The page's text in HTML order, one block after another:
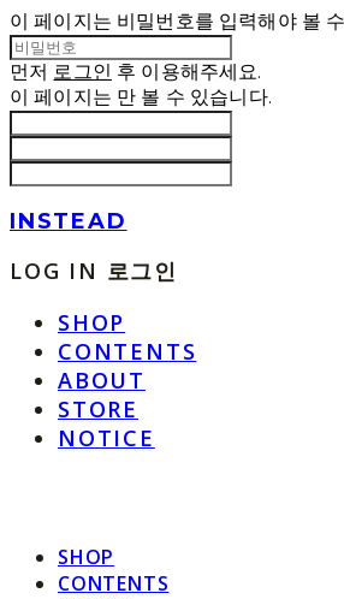
이 페이지는 비밀번호를 입력해야 볼
먼저 로그인 후 이용해주세요.
이 페이지는 만 볼 수 있습니다.
INSTEAD
LOG IN 로그인
SHOP
CONTENTS
ABOUT
STORE
NOTICE
SHOP
CONTENTS